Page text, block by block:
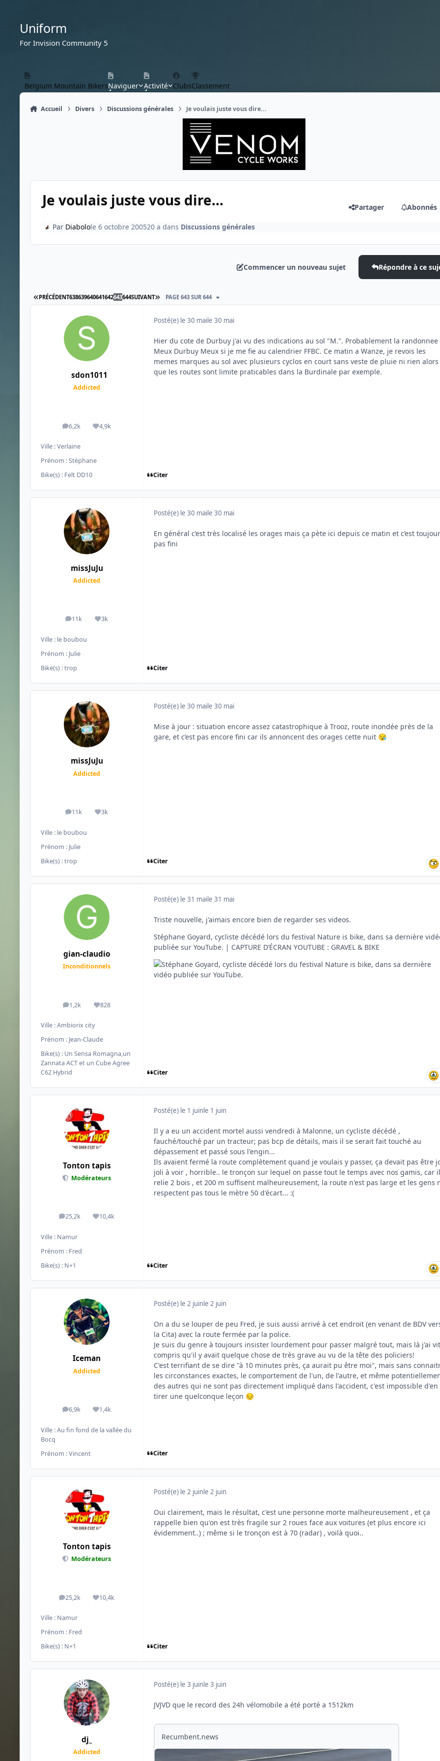
Uniform
For Invision Community 5
Belgium Mountain BikersNaviguer Activité ClubsClassement
Accueil Divers Discussions générales Je voulais juste vous dire...
Je voulais juste vous dire... Partager Abonnés
Par Diabolole 6 octobre 200520 a dans Discussions générales
Commencer un nouveau sujet Répondre à ce
PREMIÈRE PAGE
PRÉCÉDENT638639640641642643644SUIVANT DERNIÈRE PAGE
PAGE 643 SUR 644
sdon1011
Addicted
6,2k
messages4,9k
Réputation
Ville :Verlaine
Prénom :Stéphane
Bike(s) : Felt DD10
Posté(e) le 30 maile 30 mai
Hier du cote de Durbuy j'ai vu des indications au sol "M.". Probablement la randonnee
Meux Durbuy Meux si je me fie au calendrier FFBC. Ce matin a Wanze, je revois les
memes marques au sol avec plusieurs cyclos en court sans veste de pluie ni rien alors
que les routes sont limite praticables dans la Burdinale par exemple.
Citer
missJuJu
Addicted
11k
messages3k
Réputation
Ville : le boubou
Prénom : Julie
Bike(s) :trop
Posté(e) le 30 maile 30 mai
En général c’est très localisé les orages mais ça pète ici depuis ce matin et c’est
pas fini
Citer
missJuJu
Addicted
11k
messages3k
Réputation
Ville : le boubou
Prénom : Julie
Bike(s) :trop
Posté(e) le 30 maile 30 mai
Mise à jour : situation encore assez catastrophique à Trooz, route inondée près de la
gare, et c’est pas encore fini car ils annoncent des orages cette nuit 😪
Citer
gian-claudio
Inconditionnels
1,2k
messages828
Réputation
Ville :Ambiorix city
Prénom : Jean-Claude
Bike(s) : Un Sensa Romagna,un
Zannata ACT et un Cube Agree
C62 Hybrid
Posté(e) le 31 maile 31 mai
Triste nouvelle, j'aimais encore bien de regarder ses videos.
Stéphane Goyard, cycliste décédé lors du festival Nature is bike, dans sa dernière
publiée sur YouTube. | CAPTURE D’ÉCRAN YOUTUBE : GRAVEL & BIKE
Citer
Tonton tapis
Modérateurs
25,2k
messages 10,4k
Réputation
Ville : Namur
Prénom : Fred
Bike(s) : N+1
Posté(e) le 1 juin le 1 juin
Il y a eu un accident mortel aussi vendredi à Malonne, un cycliste décédé ,
fauché/touché par un tracteur; pas bcp de détails, mais il se serait fait touché au
dépassement et passé sous l'engin...
Ils avaient fermé la route complètement quand je voulais y passer, ça devait pas être
joli à voir , horrible.. le tronçon sur lequel on passe tout le temps avec nos gamis, car il
relie 2 bois , et 200 m suffisent malheureusement, la route n'est pas large et les gens
respectent pas tous le mètre 50 d'écart... :(
Citer
Iceman
Addicted
6,9k
messages1,4k
Réputation
Ville :Au fin fond de la vallée du
Bocq
Prénom :Vincent
Posté(e) le 2 juinle 2 juin
On a du se louper de peu Fred, je suis aussi arrivé à cet endroit (en venant de BDV
la Cita) avec la route fermée par la police.
Je suis du genre à toujours insister lourdement pour passer malgré tout, mais là j'ai
compris qu'il y avait quelque chose de très grave au vu de la tête des policiers!
C'est terrifiant de se dire "à 10 minutes près, ça aurait pu être moi", mais sans
les circonstances exactes, le comportement de l'un, de l'autre, et même
des autres qui ne sont pas directement impliqué dans l'accident, c'est impossible d'en
tirer une quelconque leçon 😔
Citer
Tonton tapis
Modérateurs
25,2k
messages 10,4k
Réputation
Ville : Namur
Prénom : Fred
Bike(s) : N+1
Posté(e) le 2 juinle 2 juin
Oui clairement, mais le résultat, c'est une personne morte malheureusement , et ça
rappelle bien qu'on est très fragile sur 2 roues face aux voitures (et plus encore ici
évidemment..) ; même si le tronçon est à 70 (radar) , voilà quoi..
Citer
dj_
Addicted
Posté(e) le 3 juin le 3 juin
JVJVD que le record des 24h vélomobile a été porté a 1512km
Recumbent.news